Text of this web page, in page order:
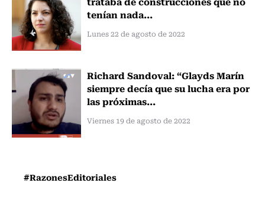
tenían nada...
Lunes 22 de agosto de 2022
Richard Sandoval: “Glayds Marín
siempre decía que su lucha era por
las próximas...
Viernes 19 de agosto de 2022
#RazonesEditoriales